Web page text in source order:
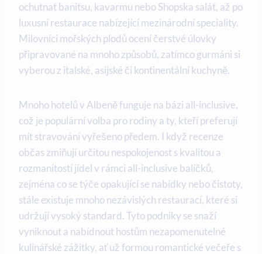
ochutnat banitsu, kavarmu nebo Shopska salát, až po
luxusní restaurace nabízející mezinárodní speciality.
Milovníci mořských plodů ocení čerstvé úlovky
připravované na mnoho způsobů, zatímco gurmáni si
vyberou z italské, asijské či kontinentální kuchyně.
Mnoho hotelů v Albeně funguje na bázi all-inclusive,
což je populární volba pro rodiny a ty, kteří preferují
mít stravování vyřešeno předem. I když recenze
občas zmiňují určitou nespokojenost s kvalitou a
rozmanitostí jídel v rámci all-inclusive balíčků,
zejména co se týče opakující se nabídky nebo čistoty,
stále existuje mnoho nezávislých restaurací, které si
udržují vysoký standard. Tyto podniky se snaží
vyniknout a nabídnout hostům nezapomenutelné
kulinářské zážitky, ať už formou romantické večeře s